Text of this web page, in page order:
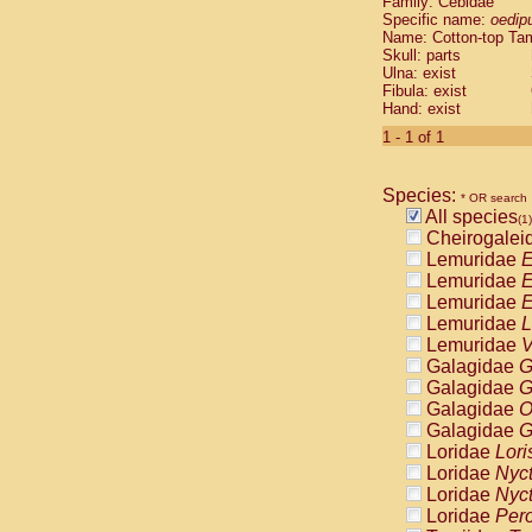
Cebidae
Cebidae
Cebidae
Cebidae
Cebidae
Cebidae
Cebidae
Cebidae
Cebidae
Cebidae
Cebidae
Cebidae
Atelidae
Atelidae
Atelidae
Atelidae
Atelidae
Atelidae
Atelidae
Atelidae
Atelidae
Atelidae
Pitheciidae
Specific name:
Name: Cotton-top
Skull: parts
Ulna: exist
Fibula: exist
Hand: exist
1 - 1 of 1
Species: * OR search
All species(1)
Lemuridae
Lemuridae
Lemuridae
Lemuridae
Lemuridae
Galagidae
Galagidae
Galagidae
Galagidae
Loridae
Loridae
Loridae
Loridae